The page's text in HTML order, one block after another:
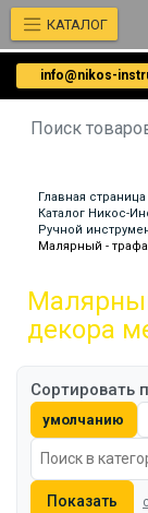
info@nikos-
КАТАЛОГ
Главная страница
Каталог Никос-
Ручной
Малярный -
декора
Сортировать
умолчанию
Показать